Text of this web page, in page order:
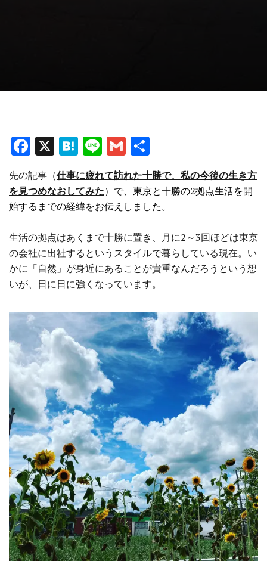
F
a
ce
b
o
k
X H
at
e
n
Li
n
e
G
m
ai
l
有
先の記事（仕事に疲れて訪れた十勝で、私の今後の生き方
を見つめなおしてみた）で、 東京と十勝の2拠点生活を開
始するまでの経緯をお伝えしました。
生活の拠点はあくまで十勝に置き、月に2～3回ほどは東京
の会社に出社するというスタイルで暮らしている現在。い
かに「自然」が身近にあることが貴重なんだろうという想
いが、日に日に強くなっています。